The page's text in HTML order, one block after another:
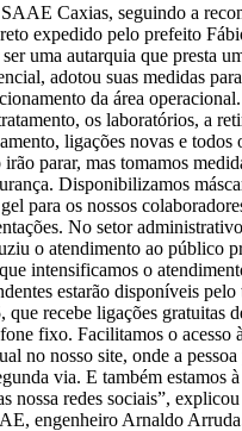
Caxias, seguindo a
expedido pelo prefeito
uma autarquia que presta
adotou suas medidas
da área
os laboratórios, a
ligações novas e todos
irão parar, mas tomamos
Disponibilizamos
para os nossos
No setor
o atendimento ao público
intensificamos o
estarão disponíveis pelo
que recebe ligações gratuitas
fixo. Facilitamos o acesso
no nosso site, onde a
via. E também estamos
nossa redes sociais”,
engenheiro Arnaldo